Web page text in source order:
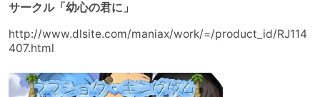
サークル「幼心の君に」
http://www.dlsite.com/maniax/work/=/product_id/RJ114
407.html